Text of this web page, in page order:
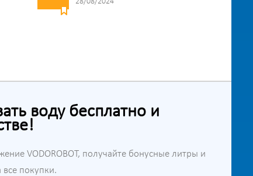
воду бесплатно и
VODOROBOT, получайте бонусные литры и
покупки.